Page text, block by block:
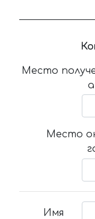
Место
Место
Имя